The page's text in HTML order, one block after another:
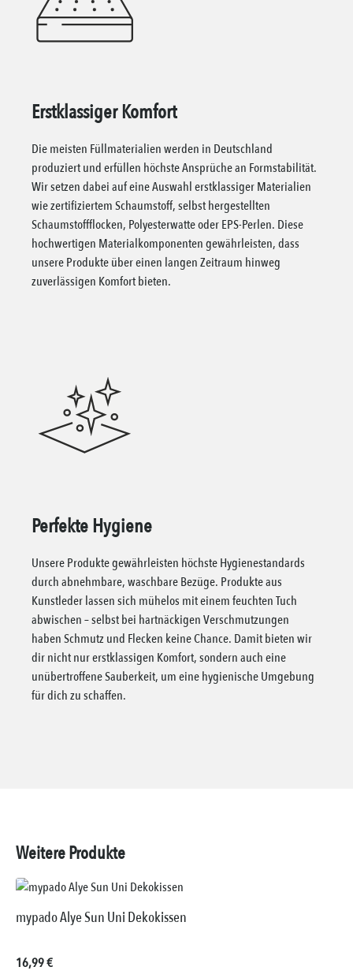
Erstklassiger Komfort
Die meisten Füllmaterialien werden in Deutschland
produziert und erfüllen höchste Ansprüche an Formstabilität.
Wir setzen dabei auf eine Auswahl erstklassiger Materialien
wie zertifiziertem Schaumstoff, selbst hergestellten
Schaumstoffflocken, Polyesterwatte oder EPS-Perlen. Diese
hochwertigen Materialkomponenten gewährleisten, dass
unsere Produkte über einen langen Zeitraum hinweg
zuverlässigen Komfort bieten.
Perfekte Hygiene
Unsere Produkte gewährleisten höchste Hygienestandards
durch abnehmbare, waschbare Bezüge. Produkte aus
Kunstleder lassen sich mühelos mit einem feuchten Tuch
abwischen – selbst bei hartnäckigen Verschmutzungen
haben Schmutz und Flecken keine Chance. Damit bieten wir
dir nicht nur erstklassigen Komfort, sondern auch eine
unübertroffene Sauberkeit, um eine hygienische Umgebung
für dich zu schaffen.
Weitere Produkte
mypado Alye Sun Uni Dekokissen
Regulärer Preis:
16,99 €